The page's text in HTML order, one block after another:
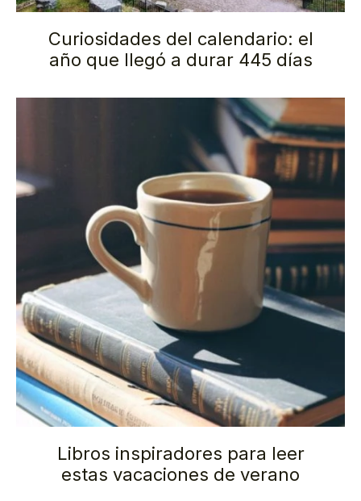
Curiosidades del calendario: el
año que llegó a durar 445 días
Libros inspiradores para leer
estas vacaciones de verano